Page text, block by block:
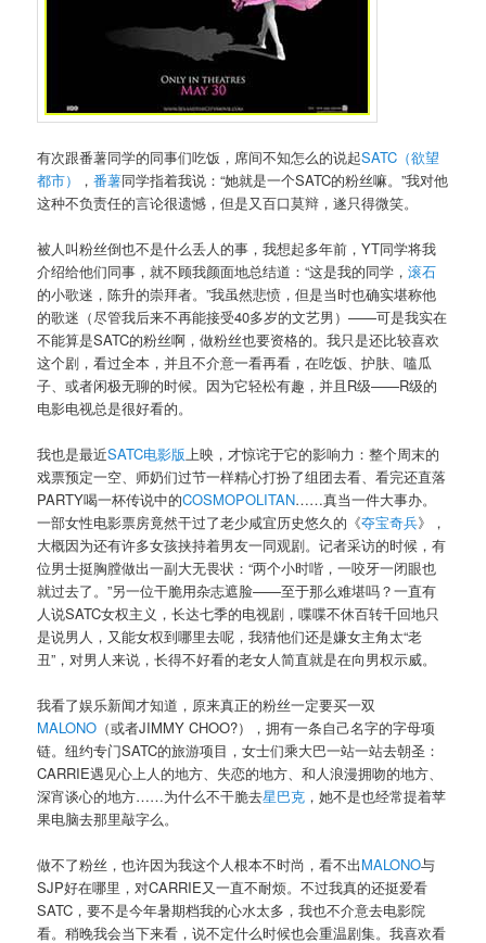
有次跟番薯同学的同事们吃饭，席间不知怎么的说起SATC（欲望
都市）
，番薯同学指着我说：“她就是一个SATC的粉丝嘛。”我对他
这种不负责任的言论很遗憾，但是又百口莫辩，遂只得微笑。
被人叫粉丝倒也不是什么丢人的事，我想起多年前，YT同学将我
介绍给他们同事，就不顾我颜面地总结道：“这是我的同学，滚石
的小歌迷，陈升的崇拜者。”我虽然悲愤，但是当时也确实堪称他
的歌迷（尽管我后来不再能接受40多岁的文艺男）——可是我实在
不能算是SATC的粉丝啊，做粉丝也要资格的。我只是还比较喜欢
这个剧，看过全本，并且不介意一看再看，在吃饭、护肤、嗑瓜
子、或者闲极无聊的时候。因为它轻松有趣，并且R级——R级的
电影电视总是很好看的。
我也是最近SATC电影版上映，才惊诧于它的影响力：整个周末的
戏票预定一空、师奶们过节一样精心打扮了组团去看、看完还直落
PARTY喝一杯传说中的COSMOPOLITAN……真当一件大事办。
一部女性电影票房竟然干过了老少咸宜历史悠久的《夺宝奇兵》，
大概因为还有许多女孩挟持着男友一同观剧。记者采访的时候，有
位男士挺胸膛做出一副大无畏状：“两个小时喈，一咬牙一闭眼也
就过去了。”另一位干脆用杂志遮脸——至于那么难堪吗？一直有
人说SATC女权主义，长达七季的电视剧，喋喋不休百转千回地只
是说男人，又能女权到哪里去呢，我猜他们还是嫌女主角太“老
丑”，对男人来说，长得不好看的老女人简直就是在向男权示威。
我看了娱乐新闻才知道，原来真正的粉丝一定要买一双
MALONO （或者JIMMY CHOO?），拥有一条自己名字的字母项
链。纽约专门SATC的旅游项目，女士们乘大巴一站一站去朝圣：
CARRIE遇见心上人的地方、失恋的地方、和人浪漫拥吻的地方、
深宵谈心的地方……为什么不干脆去星巴克 ，她不是也经常提着苹
果电脑去那里敲字么。
做不了粉丝，也许因为我这个人根本不时尚，看不出MALONO与
SJP好在哪里，对CARRIE又一直不耐烦。不过我真的还挺爱看
SATC，要不是今年暑期档我的心水太多，我也不介意去电影院
看。稍晚我会当下来看，说不定什么时候也会重温剧集。我喜欢看